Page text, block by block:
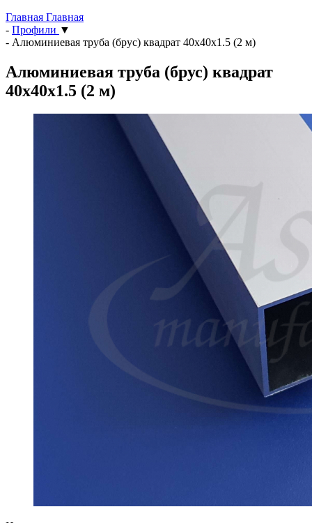
Главная Главная
- Профили ▼
- Алюминиевая труба (брус) квадрат 40х40х1.5 (2 м)
Алюминиевая труба (брус) квадрат
40х40х1.5 (2 м)